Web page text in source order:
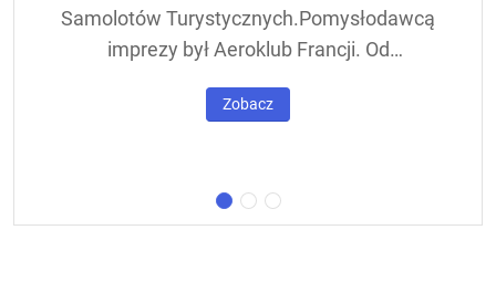
Samolotów Turystycznych.Pomysłodawcą
imprezy był Aeroklub Francji. Od
de Tourisme – zawody nazywane były w
trasie znajdowała się m.in. Warszawa.
Zobacz